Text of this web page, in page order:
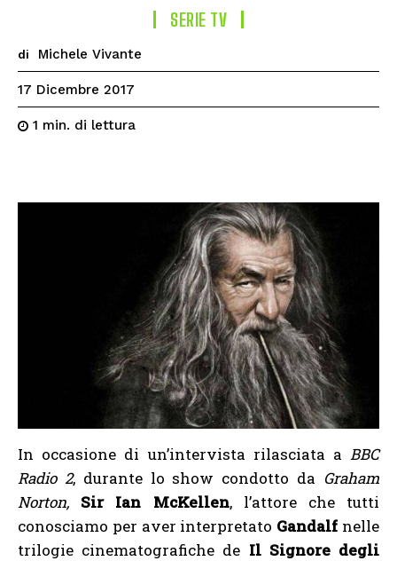
SERIE TV
di Michele Vivante
17 Dicembre 2017
1 min. di lettura
In occasione di un’intervista rilasciata a BBC
Radio 2, durante lo show condotto da Graham
Norton, Sir Ian McKellen, l’attore che tutti
conosciamo per aver interpretato Gandalf nelle
trilogie cinematografiche de Il Signore degli